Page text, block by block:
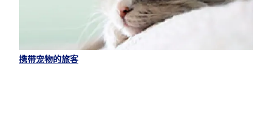
携带宠物的旅客